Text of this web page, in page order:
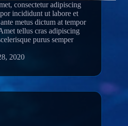
consectetur adipiscing
incididunt ut labore et
metus dictum at tempor
tellus cras adipiscing
purus semper
2020